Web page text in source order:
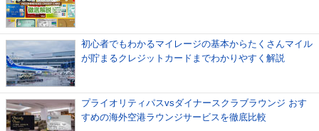
初心者でもわかるマイレージの基本からたくさんマイル
が貯まるクレジットカードまでわかりやすく解説
プライオリティパスvsダイナースクラブラウンジ おす
すめの海外空港ラウンジサービスを徹底比較